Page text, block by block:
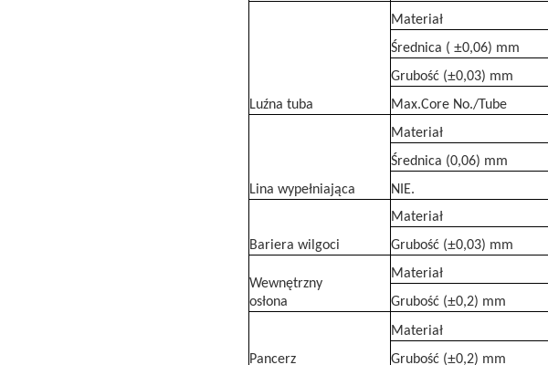
Luźna tuba
Materiał
Średnica ( ±0,06) mm
Grubość (±0,03) mm
Max.Core No./Tube
Lina wypełniająca
Materiał
Średnica (0,06) mm
NIE.
Bariera wilgoci
Materiał
Grubość (±0,03) mm
Wewnętrzny
osłona
Materiał
Grubość (±0,2) mm
Pancerz
Materiał
Grubość (±0,2) mm